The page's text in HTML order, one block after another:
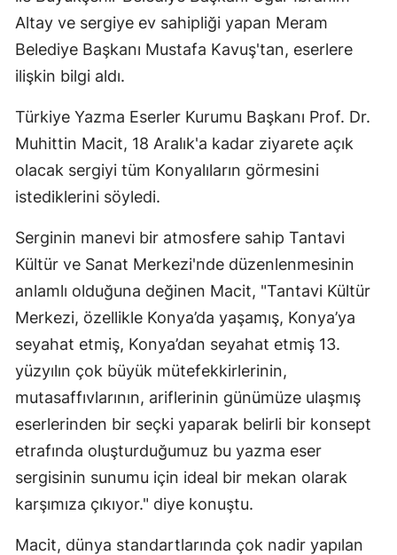
Erzurum
Eskişehir
Giresun
Gümüşhane
Hatay
Mersin
İstanbul
İzmir
Kars
Kastamonu
Kırklareli
Altay ve sergiye ev sahipliği yapan Meram
Belediye Başkanı Mustafa Kavuş'tan, eserlere
ilişkin bilgi aldı.
Türkiye Yazma Eserler Kurumu Başkanı Prof. Dr.
Muhittin Macit, 18 Aralık'a kadar ziyarete açık
olacak sergiyi tüm Konyalıların görmesini
istediklerini söyledi.
Serginin manevi bir atmosfere sahip Tantavi
Kültür ve Sanat Merkezi'nde düzenlenmesinin
anlamlı olduğuna değinen Macit, "Tantavi Kültür
Merkezi, özellikle Konya’da yaşamış, Konya’ya
seyahat etmiş, Konya’dan seyahat etmiş 13.
yüzyılın çok büyük mütefekkirlerinin,
mutasaffıvlarının, ariflerinin günümüze ulaşmış
eserlerinden bir seçki yaparak belirli bir konsept
etrafında oluşturduğumuz bu yazma eser
sergisinin sunumu için ideal bir mekan olarak
karşımıza çıkıyor." diye konuştu.
Macit, dünya standartlarında çok nadir yapılan